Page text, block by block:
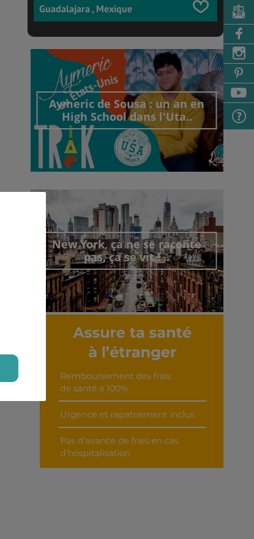
Guadalajara , Mexique
Aymeric de Sousa : un an en
High School dans l'Uta..
Découvrir cet interview
New York, ça ne se raconte
pas, ça se vit ! ..